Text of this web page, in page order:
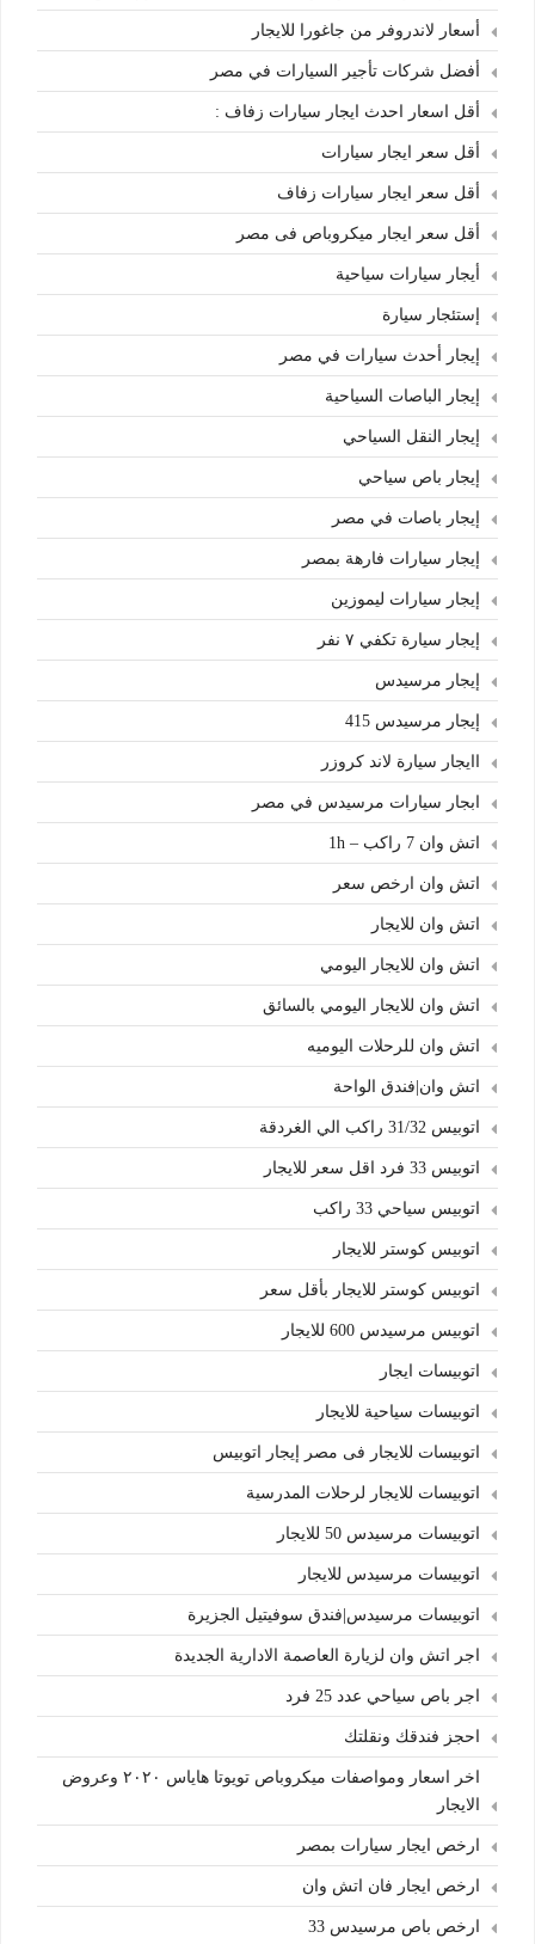
أسعار لاندروفر من جاغورا للايجار
أفضل شركات تأجير السيارات في مصر
أقل اسعار احدث ايجار سيارات زفاف :
أقل سعر ايجار سيارات
أقل سعر ايجار سيارات زفاف
أقل سعر ايجار ميكروباص فى مصر
أيجار سيارات سياحية
إستئجار سيارة
إيجار أحدث سيارات في مصر
إيجار الباصات السياحية
إيجار النقل السياحي
إيجار باص سياحي
إيجار باصات في مصر
إيجار سيارات فارهة بمصر
إيجار سيارات ليموزين
إيجار سيارة تكفي ٧ نفر
إيجار مرسيدس
إيجار مرسيدس 415
اايجار سيارة لاند كروزر
ابجار سيارات مرسيدس في مصر
اتش وان 7 راكب – 1h
اتش وان ارخص سعر
اتش وان للايجار
اتش وان للايجار اليومي
اتش وان للايجار اليومي بالسائق
اتش وان للرحلات اليوميه
اتش وان|فندق الواحة
اتوبيس 31/32 راكب الي الغردقة
اتوبيس 33 فرد اقل سعر للايجار
اتوبيس سياحي 33 راكب
اتوبيس كوستر للايجار
اتوبيس كوستر للايجار بأقل سعر
اتوبيس مرسيدس 600 للايجار
اتوبيسات ايجار
اتوبيسات سياحية للايجار
اتوبيسات للايجار فى مصر إيجار اتوبيس
اتوبيسات للايجار لرحلات المدرسية
اتوبيسات مرسيدس 50 للايجار
اتوبيسات مرسيدس للايجار
اتوبيسات مرسيدس|فندق سوفيتيل الجزيرة
اجر اتش وان لزيارة العاصمة الادارية الجديدة
اجر باص سياحي عدد 25 فرد
احجز فندقك ونقلتك
اخر اسعار ومواصفات ميكروباص تويوتا هاياس ٢٠٢٠ وعروض
الايجار
ارخص ايجار سيارات بمصر
ارخص ايجار فان اتش وان
ارخص باص مرسيدس 33